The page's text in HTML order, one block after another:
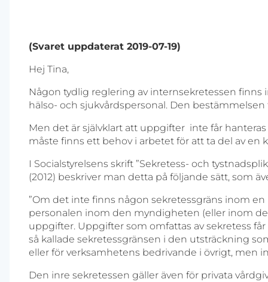
(Svaret uppdaterat 2019-07-19)
Hej Tina,
Någon tydlig reglering av internsekretessen
hälso- och sjukvårdspersonal. Den bestämmelsen
Men det är självklart att uppgifter inte får
måste finns ett behov i arbetet för att ta del av en
I Socialstyrelsens skrift ”Sekretess- och
(2012) beskriver man detta på följande sätt, som
”Om det inte finns någon sekretessgräns inom
personalen inom den myndigheten (eller inom
uppgifter. Uppgifter som omfattas av sekretess
så kallade sekretessgränsen i den utsträckning
eller för verksamhetens bedrivande i övrigt, men
Den inre sekretessen gäller även för privata